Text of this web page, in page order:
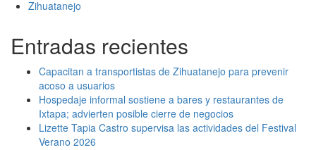
Zihuatanejo
Entradas recientes
Capacitan a transportistas de Zihuatanejo para prevenir
acoso a usuarios
Hospedaje informal sostiene a bares y restaurantes de
Ixtapa; advierten posible cierre de negocios
Lizette Tapia Castro supervisa las actividades del Festival
Verano 2026